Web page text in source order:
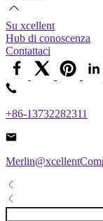
Su xcellent
Hub di conoscenza
Contattaci
+86-13732282311